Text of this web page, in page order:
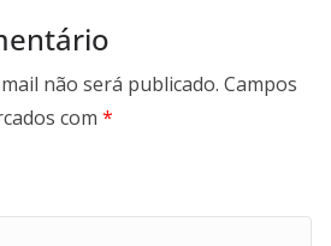
não será publicado. Campos
com *